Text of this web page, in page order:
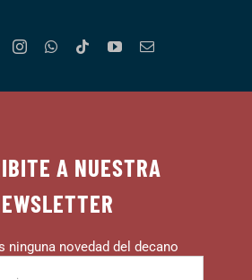
A NUESTRA
ninguna novedad del decano